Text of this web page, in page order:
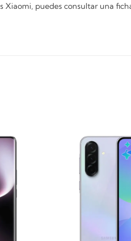
Xiaomi, puedes consultar una